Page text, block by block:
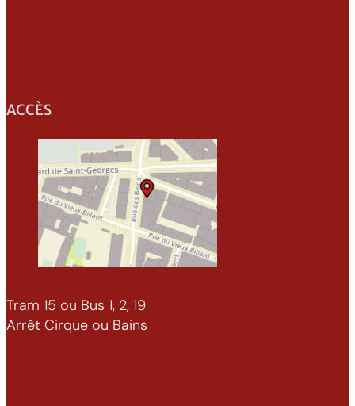
ACCÈS
Tram 15 ou Bus 1, 2, 19
Arrêt Cirque ou Bains